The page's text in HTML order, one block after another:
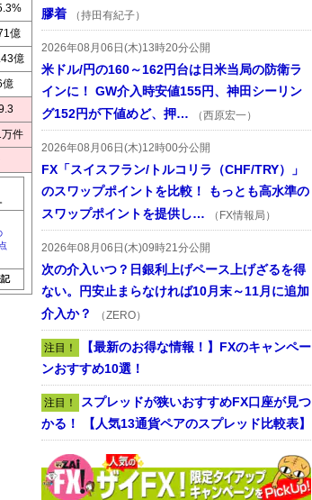
億
億
億
件
膠着
（持田有紀子）
2026年08月06日(木)13時20分公開
米ドル/円の160～162円台は日米当局の防衛ラ
インに！ GW介入時安値155円、神田シーリン
グ152円が下値めど、押…
（西原宏一）
2026年08月06日(木)12時00分公開
FX「スイスフラン/トルコリラ（CHF/TRY）」
のスワップポイントを比較！ もっとも高水準の
スワップポイントを提供し…
（FX情報局）
2026年08月06日(木)09時21分公開
次の介入いつ？日銀利上げペース上げざるを得
ない。円安止まらなければ10月末～11月に追加
介入か？
（ZERO）
注目！ 【最新のお得な情報！】FXのキャンペー
ンおすすめ10選！
注目！ スプレッドが狭いおすすめFX口座が見つ
かる！ 【人気13通貨ペアのスプレッド比較表】